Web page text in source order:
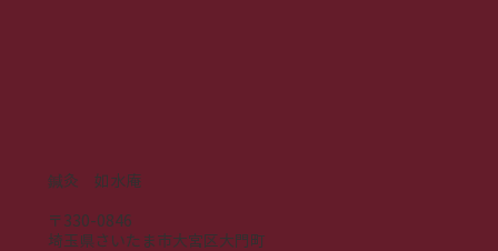
鍼灸 如水庵
〒330-0846
埼玉県さいたま市大宮区大門町